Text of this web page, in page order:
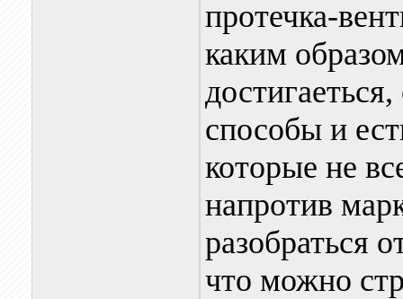
протечка-
каким
способы и
которые не
напротив
разобраться
что можно